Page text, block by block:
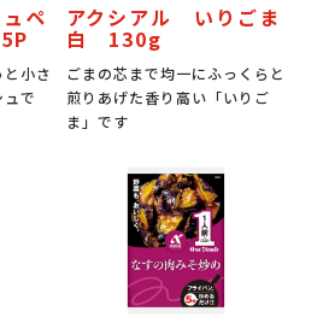
ペ
小さ
で
アクシアル いりごま
白 130g
ごまの芯まで均一にふっくらと
煎りあげた香り高い「いりご
ま」です